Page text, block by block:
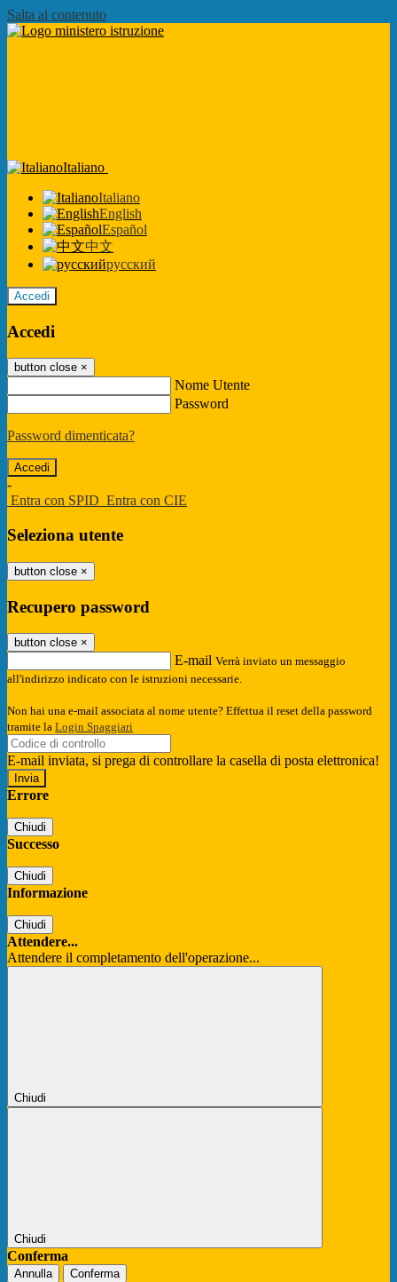
Salta al contenuto
Italiano
Italiano
English
Español
中文
русский
Accedi
Accedi
button close ×
Nome Utente
Password
Password dimenticata?
-
Entra con SPID Entra con CIE
Seleziona utente
button close ×
Recupero password
button close ×
E-mail Verrà inviato un messaggio
all'indirizzo indicato con le istruzioni necessarie.
Non hai una e-mail associata al nome utente? Effettua il reset della password
tramite la Login Spaggiari
E-mail inviata, si prega di controllare la casella di posta elettronica!
Errore
Chiudi
Successo
Chiudi
Informazione
Chiudi
Attendere...
Attendere il completamento dell'operazione...
Chiudi
Chiudi
Conferma
Annulla Conferma